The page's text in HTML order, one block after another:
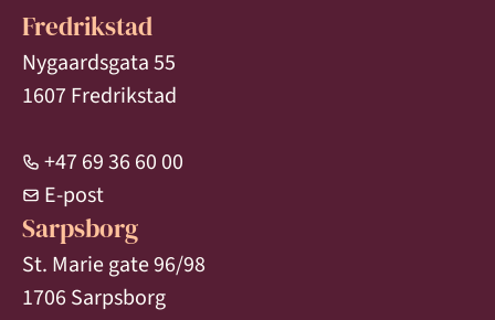
Fredrikstad
Nygaardsgata 55
1607 Fredrikstad
+47 69 36 60 00
E-post
Sarpsborg
St. Marie gate 96/98
1706 Sarpsborg